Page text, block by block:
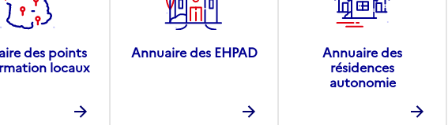
des points
locaux
Annuaire des EHPAD
Annuaire des
résidences
autonomie